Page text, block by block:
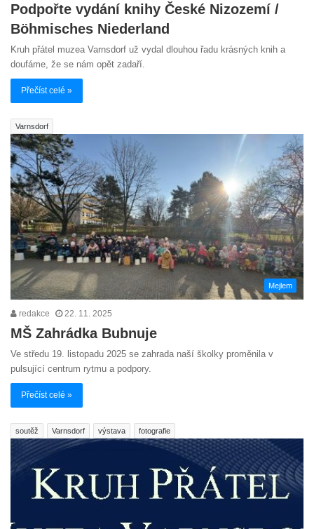
Podpořte vydání knihy České Nizozemí /
Böhmisches Niederland
Kruh přátel muzea Varnsdorf už vydal dlouhou řadu krásných knih a
doufáme, že se nám opět zadaří.
Přečíst celé »
Varnsdorf
Mejlem
redakce 22. 11. 2025
MŠ Zahrádka Bubnuje
Ve středu 19. listopadu 2025 se zahrada naší školky proměnila v
pulsující centrum rytmu a podpory.
Přečíst celé »
soutěž Varnsdorf výstava fotografie